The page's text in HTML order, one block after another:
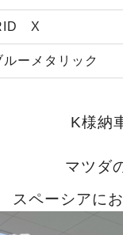
X
ルーメタリック
K様納
マツダ
スペーシアに